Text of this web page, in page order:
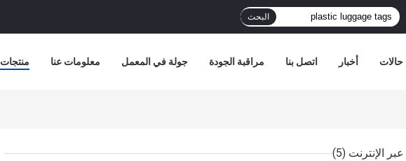
البحث
منتجات معلومات عنا جولة في المعمل مراقبة الجودة اتصل بنا أخبار حالات
(5)